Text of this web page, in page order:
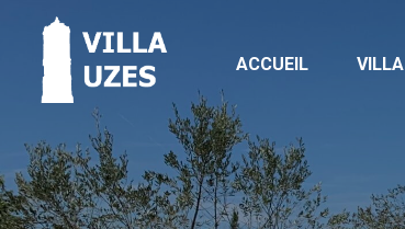
ACCUEIL VILLA